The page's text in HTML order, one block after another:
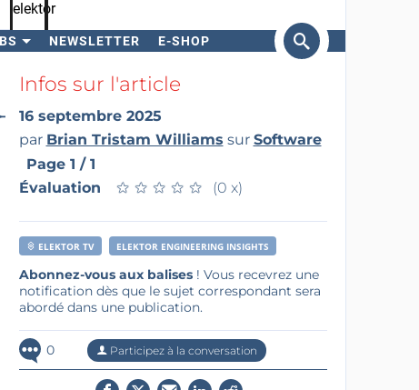
NEWSLETTER E-SHOP
Infos sur l'article
16 septembre 2025
par Brian Tristam Williams sur Software
Page 1 / 1
Évaluation
★ ★ ★ ★ ★
★ ★ ★ ★ ★ (0 x)
ELEKTOR TV ELEKTOR ENGINEERING INSIGHTS
Abonnez-vous aux balises! Vous recevrez une
notification dès que le sujet correspondant sera
abordé dans une publication.
0 Participez à la conversation